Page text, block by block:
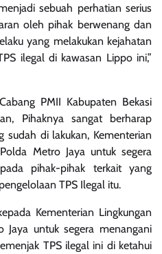
sebuah perhatian serius
oleh pihak berwenang dan
yang melakukan kejahatan
ilegal di kawasan Lippo ini,”
PMII Kabupaten Bekasi
Pihaknya sangat berharap
di lakukan, Kementerian
Metro Jaya untuk segera
pihak-pihak terkait yang
TPS Ilegal itu.
Kementerian Lingkungan
untuk segera menangani
TPS ilegal ini di ketahui